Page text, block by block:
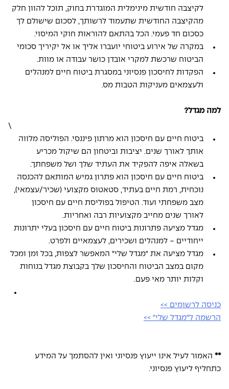
לקיצבה חודשית מינימלית המוגדרת בחוק, תוכל להוון חלק
מהקיצבה החודשית שתעמוד לרשותך, לסכום שישולם לך
כסכום חד פעמי. הכל בהתאם להוראות חוקי המיסוי.
במקרה של אירוע ביטוחי יועברו אליך או אל יקיריך סכומי
הביטוח שרכשת למקרי אובדן כושר עבודה או מוות.
הפקדות לחיסכון פנסיוני במסגרת ביטוח חיים למנהלים
ולעצמאים מעניקות הטבות מס.
למה מגדל?
\
ביטוח חיים עם חיסכון הוא מרתון פיננסי. הפוליסה מלווה
אותך לאורך שנים. יציבות וביטחון הם שיקול מכריע
בשאלה איפה להפקיד את העתיד שלך ושל משפחתך.
ביטוח חיים עם חיסכון הוא פתרון גמיש המותאם להכנסה
נוכחית, רמת חיים בעתיד, סטאטוס מקצועי (שכיר/עצמאי),
מצב משפחתי ועוד. הטיפול בפוליסת חיים עם חיסכון
לאורך שנים מחייב מקצועיות רבה ואחריות.
מגדל מציעה פתרונות ביטוח חיים עם חיסכון בעלי יתרונות
ייחודיים - למנהלים ושכירים, לעצמאיים ולפרט.
מגדל מציעה את "מגדל שלי" המאפשר לצפות, בכל זמן ומכל
מקום במצב הביטוח והחיסכון שלך בקבוצת מגדל בנוחות
וקלות יותר מאי פעם.
כניסה לרשומים >>
הרשמה ל"מגדל שלי" >>
** האמור לעיל אינו ייעוץ פנסיוני ואין להסתמך על המידע
כתחליף ליעוץ פנסיוני.